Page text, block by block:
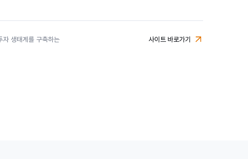
자 생태계를 구축하는
사이트 바로가기